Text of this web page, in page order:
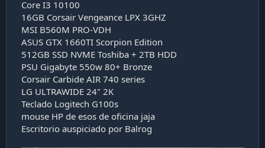
Core I3 10100
16GB Corsair Vengeance LPX 3GHZ
MSI B560M PRO-VDH
ASUS GTX 1660TI Scorpion Edition
512GB SSD NVME Toshiba + 2TB HDD
PSU Gigabyte 550w 80+ Bronze
Corsair Carbide AIR 740 series
LG ULTRAWIDE 24" 2K
Teclado Logitech G100s
mouse HP de esos de oficina jaja
Escritorio auspiciado por Balrog